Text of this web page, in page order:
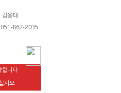
김용태
051-862-2035
합니다
시오